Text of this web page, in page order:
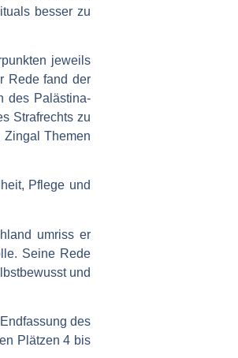
besser zu
jeweils
Rede fand der
des Palästina-
Strafrechts zu
Zingal Themen
Pflege und
umriss er
Seine Rede
und
des
Plätzen 4 bis